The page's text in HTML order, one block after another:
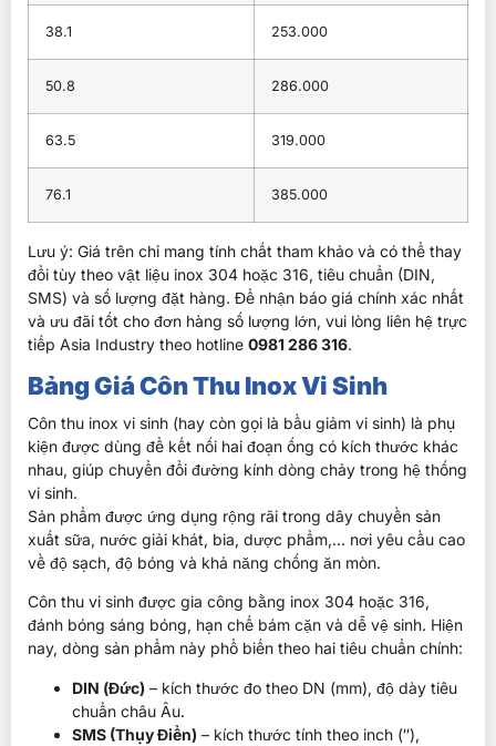
38.1 253.000
50.8 286.000
63.5 319.000
76.1 385.000
Lưu ý: Giá trên chỉ mang tính chất tham khảo và có thể thay
đổi tùy theo vật liệu inox 304 hoặc 316, tiêu chuẩn (DIN,
SMS) và số lượng đặt hàng. Để nhận báo giá chính xác nhất
và ưu đãi tốt cho đơn hàng số lượng lớn, vui lòng liên hệ trực
tiếp Asia Industry theo hotline 0981 286 316.
Bảng Giá Côn Thu Inox Vi Sinh
Côn thu inox vi sinh (hay còn gọi là bầu giảm vi sinh) là phụ
kiện được dùng để kết nối hai đoạn ống có kích thước khác
nhau, giúp chuyển đổi đường kính dòng chảy trong hệ thống
vi sinh.
Sản phẩm được ứng dụng rộng rãi trong dây chuyền sản
xuất sữa, nước giải khát, bia, dược phẩm,… nơi yêu cầu cao
về độ sạch, độ bóng và khả năng chống ăn mòn.
Côn thu vi sinh được gia công bằng inox 304 hoặc 316,
đánh bóng sáng bóng, hạn chế bám cặn và dễ vệ sinh. Hiện
nay, dòng sản phẩm này phổ biến theo hai tiêu chuẩn chính:
DIN (Đức) – kích thước đo theo DN (mm), độ dày tiêu
chuẩn châu Âu.
SMS (Thụy Điển) – kích thước tính theo inch (″),